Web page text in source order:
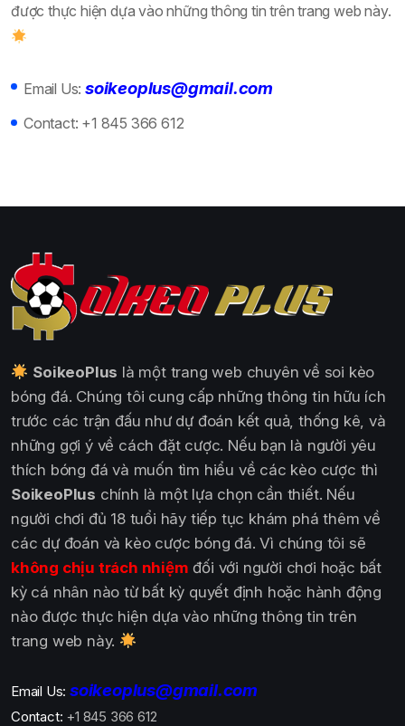
được thực hiện dựa vào những thông tin trên trang web này.
Email Us: soikeoplus@gmail.com
Contact: +1 845 366 612
SoikeoPlus là một trang web chuyên về soi kèo
bóng đá. Chúng tôi cung cấp những thông tin hữu ích
trước các trận đấu như dự đoán kết quả, thống kê, và
những gợi ý về cách đặt cược. Nếu bạn là người yêu
thích bóng đá và muốn tìm hiểu về các kèo cược thì
SoikeoPlus chính là một lựa chọn cần thiết. Nếu
người chơi đủ 18 tuổi hãy tiếp tục khám phá thêm về
các dự đoán và kèo cược bóng đá. Vì chúng tôi sẽ
không chịu trách nhiệm đối với người chơi hoặc bất
kỳ cá nhân nào từ bất kỳ quyết định hoặc hành động
nào được thực hiện dựa vào những thông tin trên
trang web này.
Email Us: soikeoplus@gmail.com
Contact: +1 845 366 612